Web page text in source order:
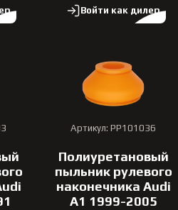
Войти как дилер
Артикул: PP101036
Полиуретановый
пыльник рулевого
наконечника Audi
A1 1999-2005